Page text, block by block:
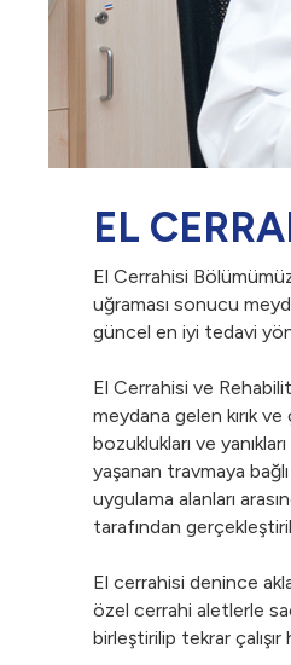
EL
El Cerrahisi
uğraması sonucu
güncel en iyi tedavi
El Cerrahisi ve
meydana gelen kırık
bozuklukları ve
yaşanan travmaya
uygulama alanları
tarafından
El cerrahisi denince
özel cerrahi aletlerle
birleştirilip tekrar